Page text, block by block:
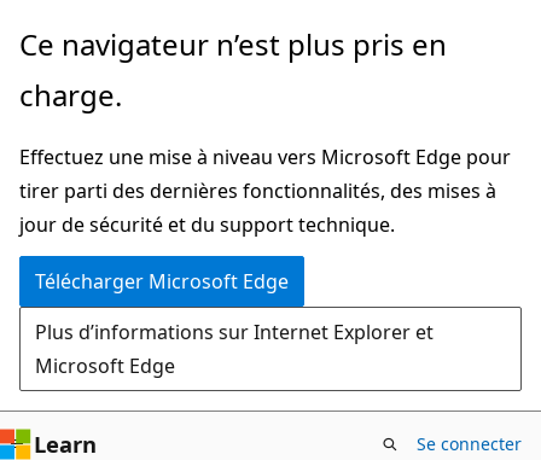
Passer
directement
au
principal
Ce navigateur n’est plus pris en
charge.
Effectuez une mise à niveau vers Microsoft Edge pour
tirer parti des dernières fonctionnalités, des mises à
jour de sécurité et du support technique.
Télécharger Microsoft Edge
Plus d’informations sur Internet Explorer et
Microsoft Edge
Learn Se connecter